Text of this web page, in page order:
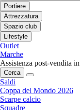
Portiere
Attrezzatura
Spazio club
Lifestyle
Outlet
Marche
Assistenza post-vendita
Cerca
Saldi
Coppa del Mondo 2026
Scarpe calcio
Squadre